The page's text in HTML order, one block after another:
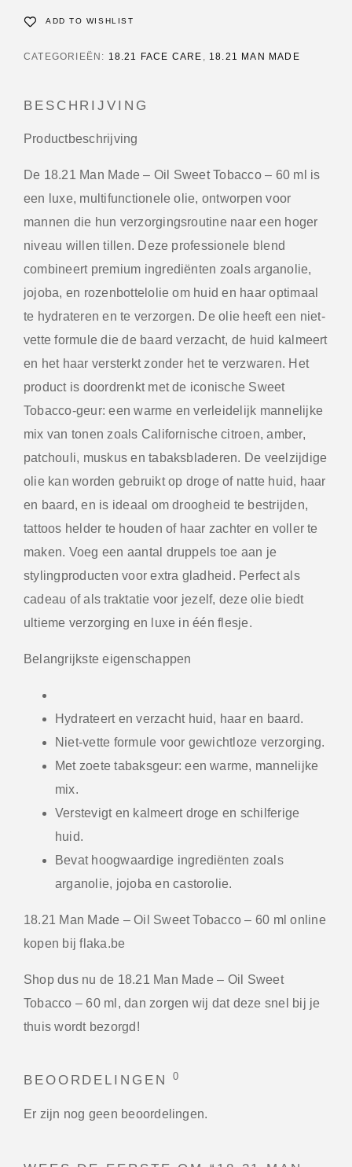
ADD TO WISHLIST
CATEGORIEËN: 18.21 FACE CARE , 18.21 MAN MADE
BESCHRIJVING
Productbeschrijving
De 18.21 Man Made – Oil Sweet Tobacco – 60 ml is
een luxe, multifunctionele olie, ontworpen voor
mannen die hun verzorgingsroutine naar een hoger
niveau willen tillen. Deze professionele blend
combineert premium ingrediënten zoals arganolie,
jojoba, en rozenbottelolie om huid en haar optimaal
te hydrateren en te verzorgen. De olie heeft een niet-
vette formule die de baard verzacht, de huid kalmeert
en het haar versterkt zonder het te verzwaren. Het
product is doordrenkt met de iconische Sweet
Tobacco-geur: een warme en verleidelijk mannelijke
mix van tonen zoals Californische citroen, amber,
patchouli, muskus en tabaksbladeren. De veelzijdige
olie kan worden gebruikt op droge of natte huid, haar
en baard, en is ideaal om droogheid te bestrijden,
tattoos helder te houden of haar zachter en voller te
maken. Voeg een aantal druppels toe aan je
stylingproducten voor extra gladheid. Perfect als
cadeau of als traktatie voor jezelf, deze olie biedt
ultieme verzorging en luxe in één flesje.
Belangrijkste eigenschappen
Hydrateert en verzacht huid, haar en baard.
Niet-vette formule voor gewichtloze verzorging.
Met zoete tabaksgeur: een warme, mannelijke
mix.
Verstevigt en kalmeert droge en schilferige
huid.
Bevat hoogwaardige ingrediënten zoals
arganolie, jojoba en castorolie.
18.21 Man Made – Oil Sweet Tobacco – 60 ml online
kopen bij flaka.be
Shop dus nu de 18.21 Man Made – Oil Sweet
Tobacco – 60 ml, dan zorgen wij dat deze snel bij je
thuis wordt bezorgd!
BEOORDELINGEN0
Er zijn nog geen beoordelingen.